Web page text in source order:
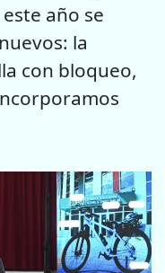
año se
la
con bloqueo,